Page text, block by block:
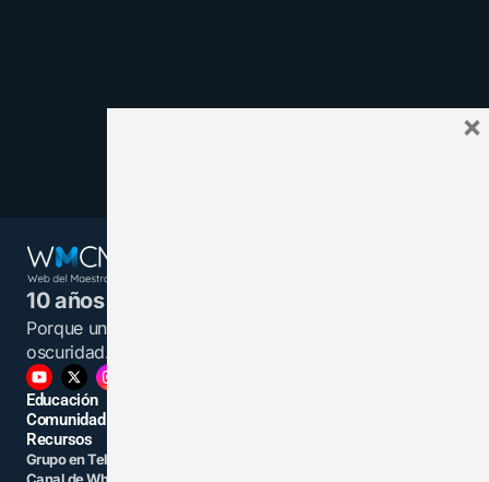
10 años juntos y más unidos.
Porque un maestro informado es una luz en la
oscuridad.
Educación
Comunidad
Recursos
Grupo en Telegram
×